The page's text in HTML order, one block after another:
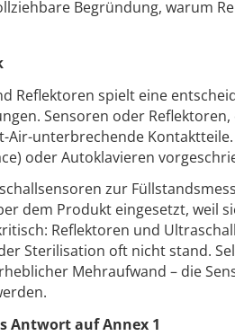
Begründung, warum
Reflektoren spielt eine
Sensoren oder
Air-unterbrechende
oder Autoklavieren
zur
dem Produkt eingesetzt, weil
Reflektoren und
Sterilisation oft nicht stand.
Mehraufwand – die
Antwort auf Annex 1